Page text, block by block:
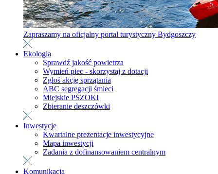
Zapraszamy na oficjalny portal turystyczny Bydgoszczy
Ekologia
Sprawdź jakość powietrza
Wymień piec - skorzystaj z dotacji
Zgłoś akcję sprzątania
ABC segregacji śmieci
Miejskie PSZOKI
Zbieranie deszczówki
Inwestycje
Kwartalne prezentacje inwestycyjne
Mapa inwestycji
Zadania z dofinansowaniem centralnym
Komunikacja